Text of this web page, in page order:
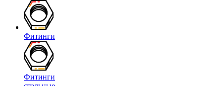
Фитинги
Фитинги